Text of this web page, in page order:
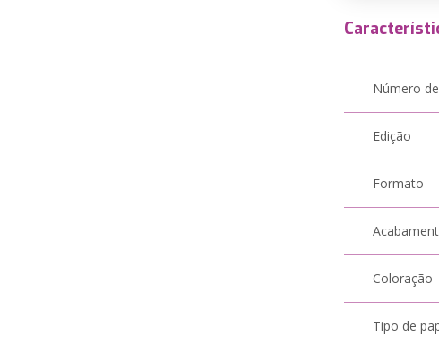
Número
Edição
Formato
Coloração
Tipo de